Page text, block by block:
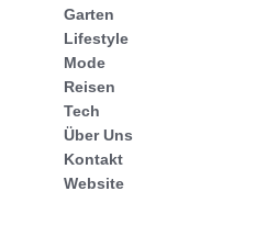
Garten
Lifestyle
Mode
Reisen
Tech
Über Uns
Kontakt
Website